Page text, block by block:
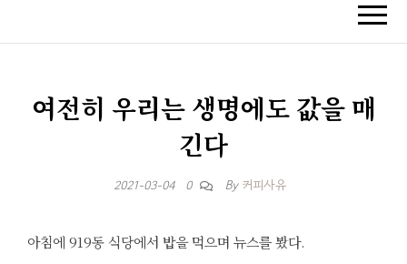
여전히 우리는 생명에도 값을 매
긴다
2021-03-04 0 By 커피사유
아침에 919동 식당에서 밥을 먹으며 뉴스를 봤다.